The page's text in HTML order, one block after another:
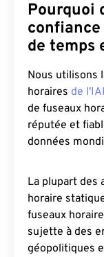
Pourquoi
de temps
Nous utilisons
horaires de
de fuseaux
réputée et
données
La plupart des
horaire
fuseaux
sujette à des
géopolitiques